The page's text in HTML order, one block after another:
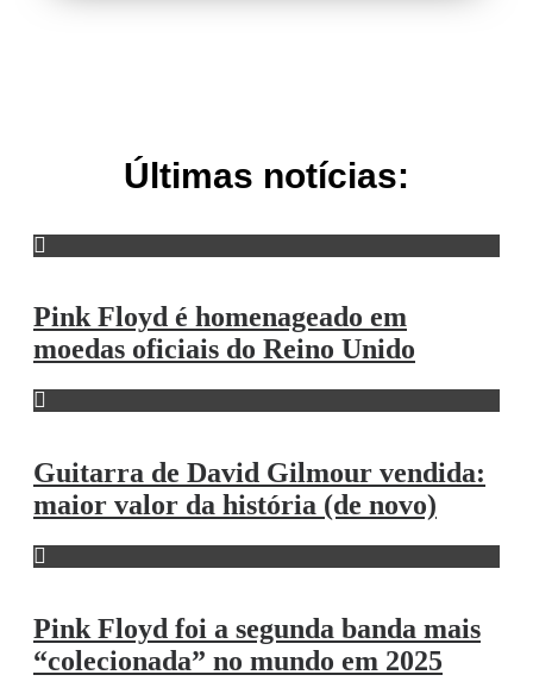
Últimas notícias:
Pink Floyd é homenageado em
moedas oficiais do Reino Unido
Guitarra de David Gilmour vendida:
maior valor da história (de novo)
Pink Floyd foi a segunda banda mais
“colecionada” no mundo em 2025